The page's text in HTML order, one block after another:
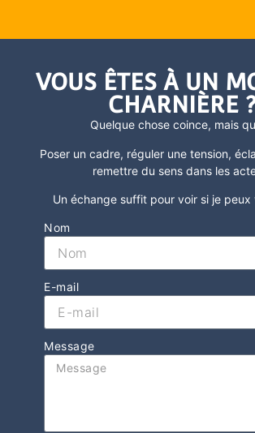
VOUS ÊTES À UN
CHARNIÈRE
Quelque chose coince, mais
Poser un cadre, réguler une tension,
remettre du sens dans les
Un échange suffit pour voir si je peux
Nom
E-mail
Message